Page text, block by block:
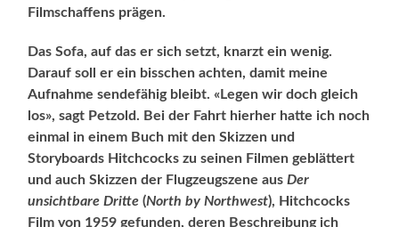
Filmschaffens prägen.
Das Sofa, auf das er sich setzt, knarzt ein wenig.
Darauf soll er ein bisschen achten, damit meine
Aufnahme sendefähig bleibt. «Legen wir doch gleich
los», sagt Petzold. Bei der Fahrt hierher hatte ich noch
einmal in einem Buch mit den Skizzen und
Storyboards Hitchcocks zu seinen Filmen geblättert
und auch Skizzen der Flugzeugszene ausDer
unsichtbare Dritte (North by Northwest), Hitchcocks
Film von 1959 gefunden, deren Beschreibung ich